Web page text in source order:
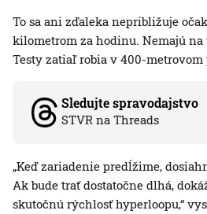
To sa ani zďaleka nepribližuje
kilometrom za hodinu. Nemajú na
Testy zatiaľ robia v 400-metrovom
Sledujte spravodajstvo
STVR na Threads
„Keď zariadenie predĺžime,
Ak bude trať dostatočne dlhá,
skutočnú rýchlosť hyperloopu,“